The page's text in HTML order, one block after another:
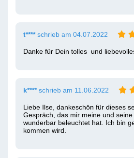
t****schrieb am 04.07.2022
Danke für Dein tolles  und
k****schrieb am 11.06.2022
Liebe Ilse, dankeschön für dieses
Gespräch, das mir meine und
wunderbar beleuchtet hat. Ich bin
kommen wird.